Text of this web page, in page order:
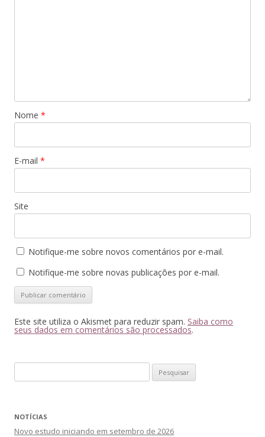
Nome *
E-mail *
Site
Notifique-me sobre novos comentários por e-mail.
Notifique-me sobre novas publicações por e-mail.
Este site utiliza o Akismet para reduzir spam. Saiba como
seus dados em comentários são processados.
por:
NOTÍCIAS
Novo estudo iniciando em setembro de 2026